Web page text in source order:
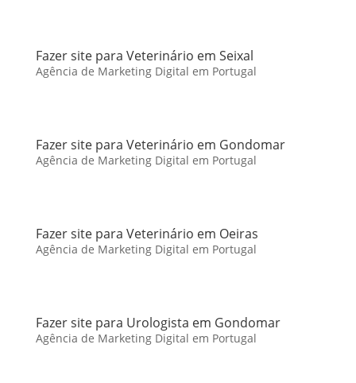
Fazer site para Veterinário em Seixal
Agência de Marketing Digital em Portugal
Fazer site para Veterinário em Gondomar
Agência de Marketing Digital em Portugal
Fazer site para Veterinário em Oeiras
Agência de Marketing Digital em Portugal
Fazer site para Urologista em Gondomar
Agência de Marketing Digital em Portugal